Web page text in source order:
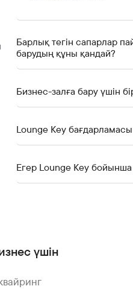
Барлық тегін сапарлар
барудың құны қандай?
Бизнес-залға бару үшін
Lounge Key
Егер Lounge Key бойынша
үшін